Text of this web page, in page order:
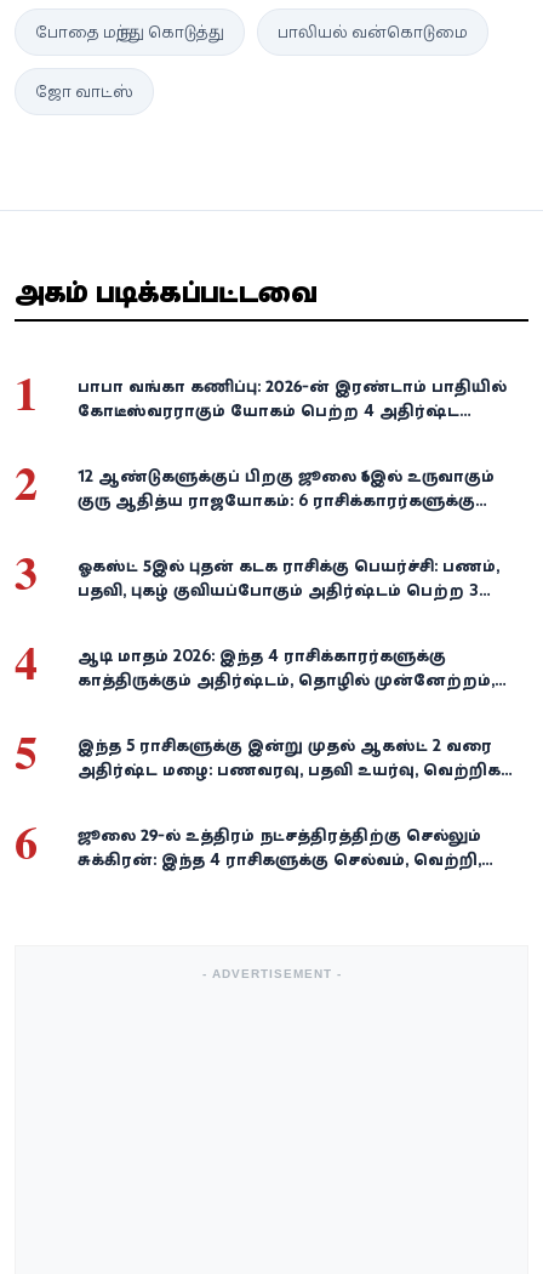
போதை மருந்து கொடுத்து பாலியல் வன்கொடுமை
ஜோ வாட்ஸ்
அதிகம் படிக்கப்பட்டவை
1
பாபா வங்கா கணிப்பு: 2026-ன் இரண்டாம் பாதியில்
கோடீஸ்வரராகும் யோகம் பெற்ற 4 அதிர்ஷ்ட
2
12 ஆண்டுகளுக்குப் பிறகு ஜூலை 16இல் உருவாகும்
குரு ஆதித்ய ராஜயோகம்: 6 ராசிக்காரர்களுக்கு
3
ஓகஸ்ட் 5இல் புதன் கடக ராசிக்கு பெயர்ச்சி: பணம்,
பதவி, புகழ் குவியப்போகும் அதிர்ஷ்டம் பெற்ற 3
4
ஆடி மாதம் 2026: இந்த 4 ராசிக்காரர்களுக்கு
காத்திருக்கும் அதிர்ஷ்டம், தொழில் முன்னேற்றம்,
5
இந்த 5 ராசிகளுக்கு இன்று முதல் ஆகஸ்ட் 2 வரை
அதிர்ஷ்ட மழை: பணவரவு, பதவி உயர்வு, வெற்றிகள்
6
ஜூலை 29-ல் உத்திரம் நட்சத்திரத்திற்கு செல்லும்
சுக்கிரன்: இந்த 4 ராசிகளுக்கு செல்வம், வெற்றி,
- ADVERTISEMENT -